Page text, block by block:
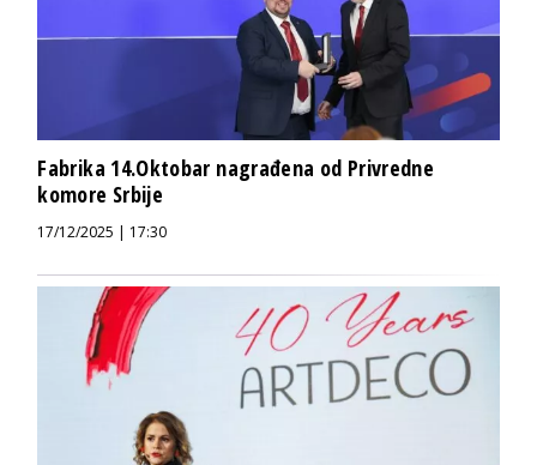
Fabrika 14.Oktobar nagrađena od Privredne
komore Srbije
17/12/2025 | 17:30